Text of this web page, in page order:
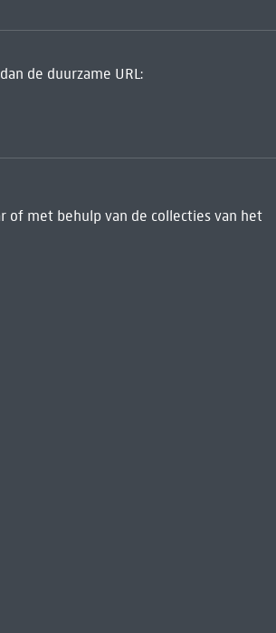
de duurzame URL:
of met behulp van de collecties van het